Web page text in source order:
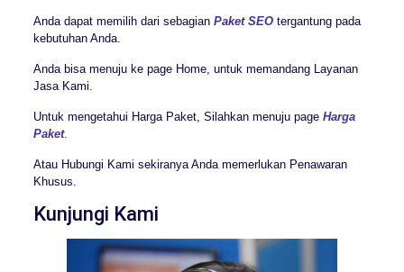
Anda dapat memilih dari sebagian Paket SEOtergantung pada
kebutuhan Anda.
Anda bisa menuju ke page Home, untuk memandang Layanan
Jasa Kami.
Untuk mengetahui Harga Paket, Silahkan menuju page Harga
Paket.
Atau Hubungi Kami sekiranya Anda memerlukan Penawaran
Khusus.
Kunjungi Kami